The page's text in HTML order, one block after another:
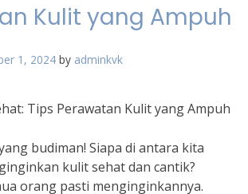
Kulit yang Ampuh
1, 2024 by adminkvk
Tips Perawatan Kulit yang Ampuh
budiman! Siapa di antara kita
kulit sehat dan cantik?
orang pasti menginginkannya.